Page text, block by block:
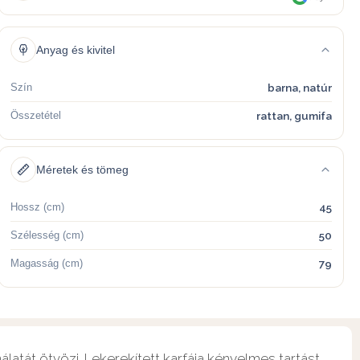
Anyag és kivitel
Szín barna, natúr
Összetétel rattan, gumifa
Méretek és tömeg
Hossz (cm) 45
Szélesség (cm) 50
Magasság (cm) 79